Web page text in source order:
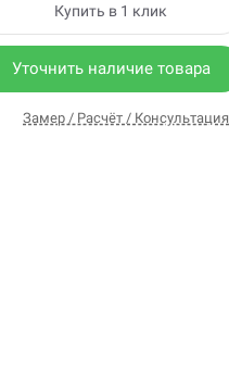
Купить в 1 клик
Уточнить наличие товара
Замер / Расчёт / Консультация